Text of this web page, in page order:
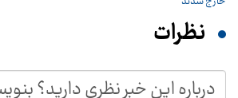
نظرات